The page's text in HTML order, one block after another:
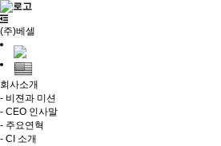
(주)베셀
회사소개
- 비젼과 미션
- CEO 인사말
- 주요연혁
- CI 소개